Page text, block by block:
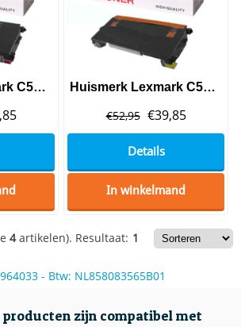
Huismerk Lexmark C500 (C500H2MG) Toner Magenta Huismerk Lexmark C500 (C500H2YG) Toner Yellow
€52,95 €39,85
Details
In winkelmand
4artikelen). Resultaat: 1
- Btw: NL858083565B01
producten zijn compatibel met